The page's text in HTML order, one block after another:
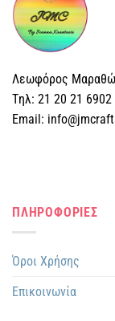
Λεωφόρος
Tηλ: 21 20 21
Email:
ΠΛΗΡΟΦΟΡΙΕΣ
Όροι Χρήσης
Επικοινωνία